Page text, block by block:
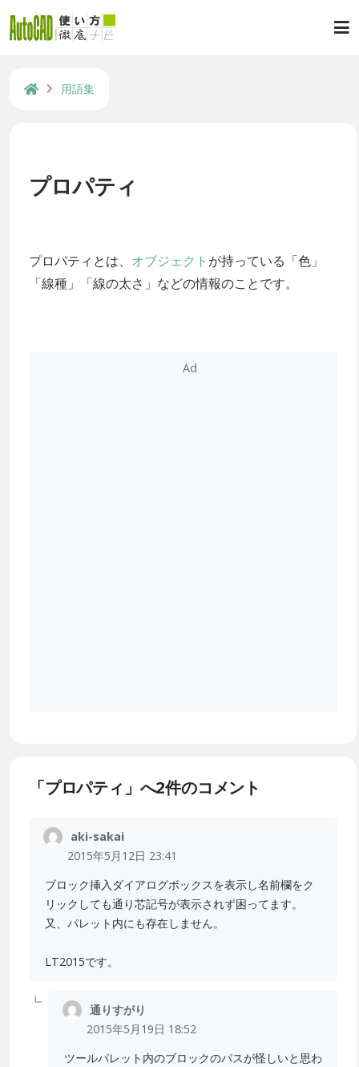
用語集
プロパティ
プロパティとは、 オブジェクトが持っている「色」
「線種」「線の太さ」などの情報のことです。
「プロパティ」へ2件のコメント
aki-sakai
2015年5月12日 23:41
ブロック挿入ダイアログボックスを表示し名前欄をク
リックしても通り芯記号が表示されず困ってます。
又、パレット内にも存在しません。
LT2015です。
通りすがり
2015年5月19日 18:52
ツールパレット内のブロックのパスが怪しいと思わ